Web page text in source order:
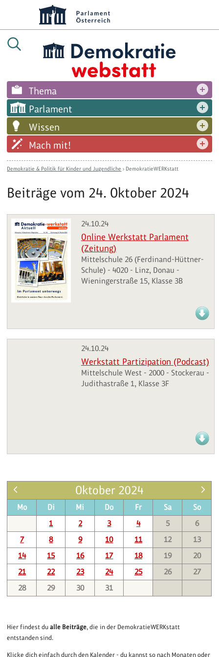
Thema
Parlament
Wissen
Mach mit!
Demokratie & Politik für Kinder und Jugendliche › DemokratieWERKstatt
Beiträge vom 24. Oktober 2024
24.10.24
Online Werkstatt Parlament
(Zeitung)
Mittelschule 26 (Ferdinand-Hüttner-
Schule) - 4020 - Linz, Donau -
Wieningerstraße 15, Klasse 3B
24.10.24
Werkstatt Partizipation (Podcast)
Mittelschule West - 2000 - Stockerau -
Judithastraße 1, Klasse 3F
Oktober 2024
Mo Di Mi Do Fr Sa
So
1
2 3 4 5
6
7
8 9 10 11 12
13
14
15 16 17 18 19
20
21
22 23 24 25 26
27
28
29 30 31
Hier findest dualle Beiträge, die in der DemokratieWERKstatt
entstanden sind.
Klicke dich einfach durch den Kalender - du kannst so nach Monaten oder